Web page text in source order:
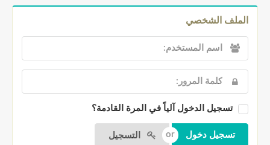
الملف الشخصي
تسجيل الدخول آلياً في المرة القادمة؟
التسجيل